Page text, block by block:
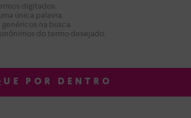
digitados.
única palavra.
na busca.
do termo desejado.
POR DENTRO